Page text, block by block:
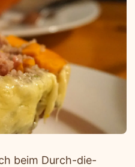
beim Durch-die-